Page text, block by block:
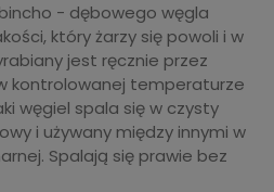
- dębowego węgla
który żarzy się powoli i w
jest ręcznie przez
kontrolowanej temperaturze
węgiel spala się w czysty
i używany między innymi w
Spalają się prawie bez